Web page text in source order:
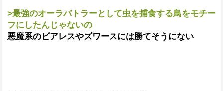
>最強のオーラバトラーとして虫を捕食する鳥をモチー
フにしたんじゃないの
悪魔系のビアレスやズワースには勝てそうにない